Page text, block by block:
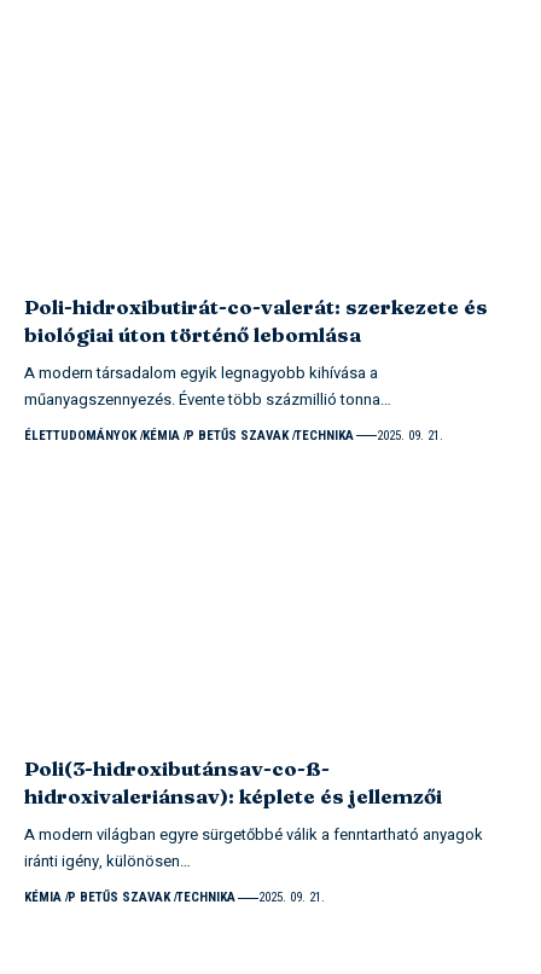
Poli-hidroxibutirát-co-valerát: szerkezete és
biológiai úton történő lebomlása
A modern társadalom egyik legnagyobb kihívása a
műanyagszennyezés. Évente több százmillió tonna…
ÉLETTUDOMÁNYOK KÉMIA P BETŰS SZAVAK TECHNIKA 2025. 09. 21.
Poli(3-hidroxibutánsav-co-ß-
hidroxivaleriánsav): képlete és jellemzői
A modern világban egyre sürgetőbbé válik a fenntartható anyagok
iránti igény, különösen…
KÉMIA P BETŰS SZAVAK TECHNIKA 2025. 09. 21.